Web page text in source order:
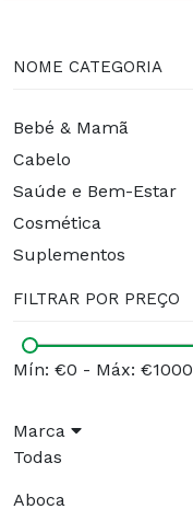
NOME CATEGORIA
Bebé & Mamã
Cabelo
Saúde e Bem-Estar
Cosmética
Suplementos
FILTRAR POR PREÇO
Mín: €0 - Máx: €1000
Marca
Todas
Aboca